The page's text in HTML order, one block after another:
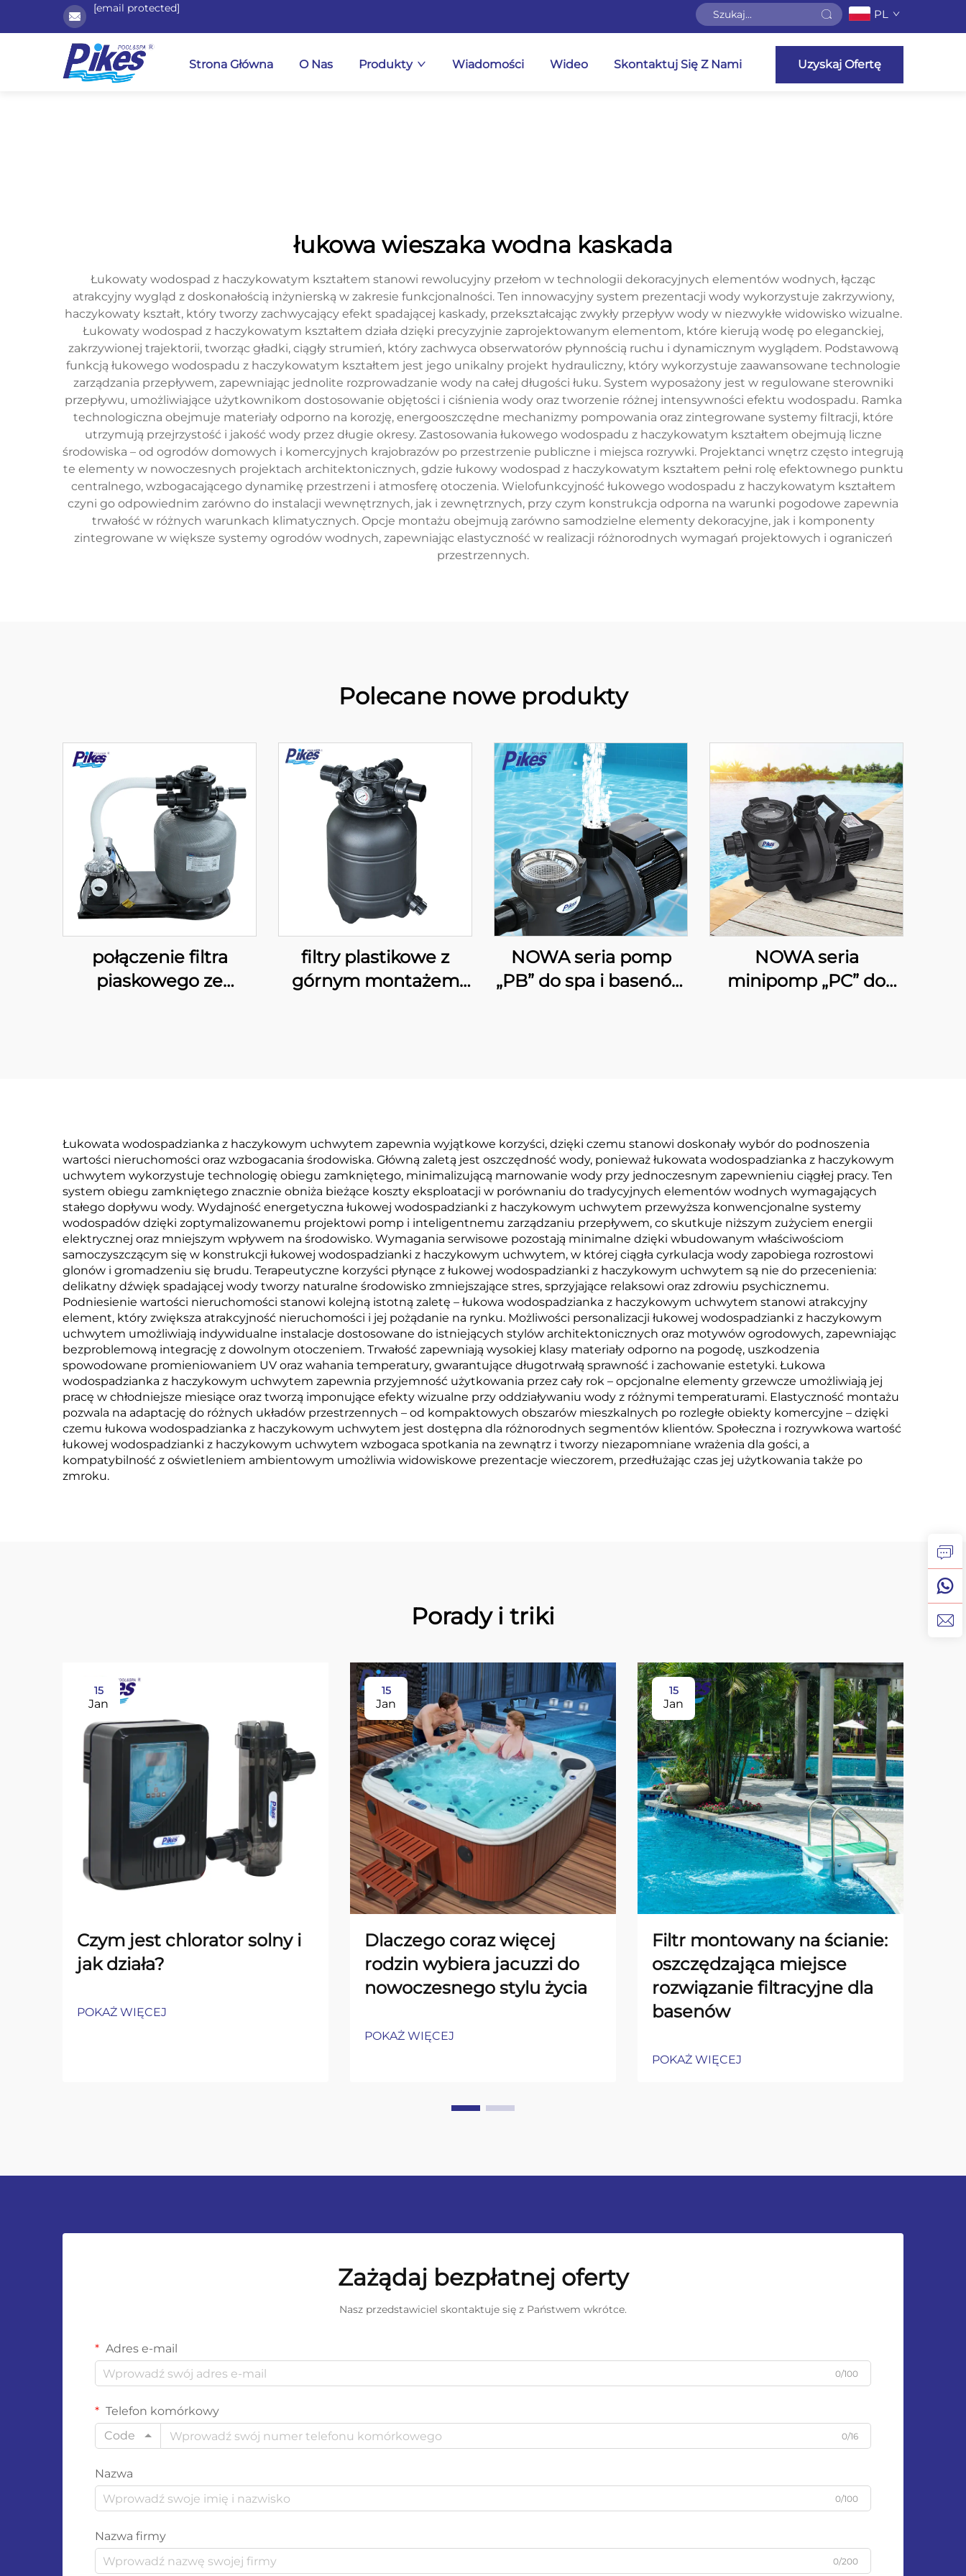
[email protected] PL
Strona Główna O Nas Produkty Wiadomości Wideo Skontaktuj Się Z Nami Uzyskaj Ofertę
łukowa wieszaka wodna kaskada
Łukowaty wodospad z haczykowatym kształtem stanowi rewolucyjny przełom w technologii dekoracyjnych elementów wodnych, łącząc
atrakcyjny wygląd z doskonałością inżynierską w zakresie funkcjonalności. Ten innowacyjny system prezentacji wody wykorzystuje zakrzywiony,
haczykowaty kształt, który tworzy zachwycający efekt spadającej kaskady, przekształcając zwykły przepływ wody w niezwykłe widowisko wizualne.
Łukowaty wodospad z haczykowatym kształtem działa dzięki precyzyjnie zaprojektowanym elementom, które kierują wodę po eleganckiej,
zakrzywionej trajektorii, tworząc gładki, ciągły strumień, który zachwyca obserwatorów płynnością ruchu i dynamicznym wyglądem. Podstawową
funkcją łukowego wodospadu z haczykowatym kształtem jest jego unikalny projekt hydrauliczny, który wykorzystuje zaawansowane technologie
zarządzania przepływem, zapewniając jednolite rozprowadzanie wody na całej długości łuku. System wyposażony jest w regulowane sterowniki
przepływu, umożliwiające użytkownikom dostosowanie objętości i ciśnienia wody oraz tworzenie różnej intensywności efektu wodospadu. Ramka
technologiczna obejmuje materiały odporno na korozję, energooszczędne mechanizmy pompowania oraz zintegrowane systemy filtracji, które
utrzymują przejrzystość i jakość wody przez długie okresy. Zastosowania łukowego wodospadu z haczykowatym kształtem obejmują liczne
środowiska – od ogrodów domowych i komercyjnych krajobrazów po przestrzenie publiczne i miejsca rozrywki. Projektanci wnętrz często integrują
te elementy w nowoczesnych projektach architektonicznych, gdzie łukowy wodospad z haczykowatym kształtem pełni rolę efektownego punktu
centralnego, wzbogacającego dynamikę przestrzeni i atmosferę otoczenia. Wielofunkcyjność łukowego wodospadu z haczykowatym kształtem
czyni go odpowiednim zarówno do instalacji wewnętrznych, jak i zewnętrznych, przy czym konstrukcja odporna na warunki pogodowe zapewnia
trwałość w różnych warunkach klimatycznych. Opcje montażu obejmują zarówno samodzielne elementy dekoracyjne, jak i komponenty
zintegrowane w większe systemy ogrodów wodnych, zapewniając elastyczność w realizacji różnorodnych wymagań projektowych i ograniczeń
przestrzennych.
Polecane nowe produkty
połączenie filtra
piaskowego ze
filtry plastikowe z
górnym montażem
NOWA seria pomp
„PB” do spa i basenów
NOWA seria
minipomp „PC” do
Łukowata wodospadzianka z haczykowym uchwytem zapewnia wyjątkowe korzyści, dzięki czemu stanowi doskonały wybór do podnoszenia
wartości nieruchomości oraz wzbogacania środowiska. Główną zaletą jest oszczędność wody, ponieważ łukowata wodospadzianka z haczykowym
uchwytem wykorzystuje technologię obiegu zamkniętego, minimalizującą marnowanie wody przy jednoczesnym zapewnieniu ciągłej pracy. Ten
system obiegu zamkniętego znacznie obniża bieżące koszty eksploatacji w porównaniu do tradycyjnych elementów wodnych wymagających
stałego dopływu wody. Wydajność energetyczna łukowej wodospadzianki z haczykowym uchwytem przewyższa konwencjonalne systemy
wodospadów dzięki zoptymalizowanemu projektowi pomp i inteligentnemu zarządzaniu przepływem, co skutkuje niższym zużyciem energii
elektrycznej oraz mniejszym wpływem na środowisko. Wymagania serwisowe pozostają minimalne dzięki wbudowanym właściwościom
samoczyszczącym się w konstrukcji łukowej wodospadzianki z haczykowym uchwytem, w której ciągła cyrkulacja wody zapobiega rozrostowi
glonów i gromadzeniu się brudu. Terapeutyczne korzyści płynące z łukowej wodospadzianki z haczykowym uchwytem są nie do przecenienia:
delikatny dźwięk spadającej wody tworzy naturalne środowisko zmniejszające stres, sprzyjające relaksowi oraz zdrowiu psychicznemu.
Podniesienie wartości nieruchomości stanowi kolejną istotną zaletę – łukowa wodospadzianka z haczykowym uchwytem stanowi atrakcyjny
element, który zwiększa atrakcyjność nieruchomości i jej pożądanie na rynku. Możliwości personalizacji łukowej wodospadzianki z haczykowym
uchwytem umożliwiają indywidualne instalacje dostosowane do istniejących stylów architektonicznych oraz motywów ogrodowych, zapewniając
bezproblemową integrację z dowolnym otoczeniem. Trwałość zapewniają wysokiej klasy materiały odporno na pogodę, uszkodzenia
spowodowane promieniowaniem UV oraz wahania temperatury, gwarantujące długotrwałą sprawność i zachowanie estetyki. Łukowa
wodospadzianka z haczykowym uchwytem zapewnia przyjemność użytkowania przez cały rok – opcjonalne elementy grzewcze umożliwiają jej
pracę w chłodniejsze miesiące oraz tworzą imponujące efekty wizualne przy oddziaływaniu wody z różnymi temperaturami. Elastyczność montażu
pozwala na adaptację do różnych układów przestrzennych – od kompaktowych obszarów mieszkalnych po rozległe obiekty komercyjne – dzięki
czemu łukowa wodospadzianka z haczykowym uchwytem jest dostępna dla różnorodnych segmentów klientów. Społeczna i rozrywkowa wartość
łukowej wodospadzianki z haczykowym uchwytem wzbogaca spotkania na zewnątrz i tworzy niezapomniane wrażenia dla gości, a
kompatybilność z oświetleniem ambientowym umożliwia widowiskowe prezentacje wieczorem, przedłużając czas jej użytkowania także po
zmroku.
Porady i triki
15
Jan
Czym jest chlorator solny i
jak działa?
POKAŻ WIĘCEJ
15
Jan
Dlaczego coraz więcej
rodzin wybiera jacuzzi do
nowoczesnego stylu życia
POKAŻ WIĘCEJ
15
Jan
Filtr montowany na ścianie:
oszczędzająca miejsce
rozwiązanie filtracyjne dla
basenów
POKAŻ WIĘCEJ
Zażądaj bezpłatnej oferty
Nasz przedstawiciel skontaktuje się z Państwem wkrótce.
Adres e-mail
0/100
Telefon komórkowy
Code
0/16
Nazwa
0/100
Nazwa firmy
0/200